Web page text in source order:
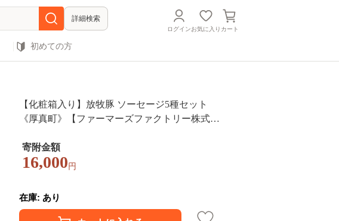
詳細検索
ログインお気に入り カート
初めての方
【化粧箱入り】放牧豚 ソーセージ5種セット
《厚真町》【ファーマーズファクトリー株式会
凍配送 セット 詰め合わせ 北海道 [AXBA002]
寄附金額
16,000 円
在庫: あり